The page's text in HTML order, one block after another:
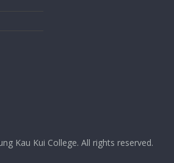
Kau Kui College. All rights reserved.